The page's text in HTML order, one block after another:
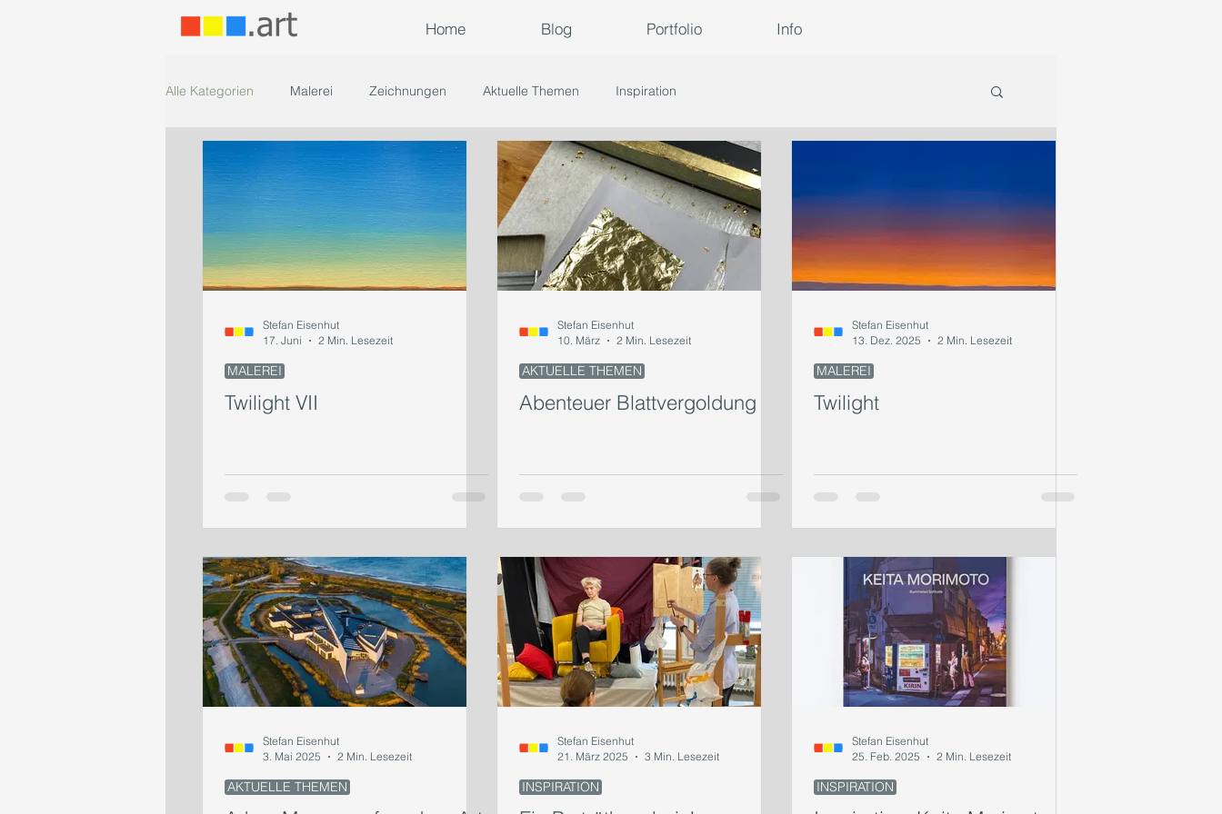
Home Blog Portfolio Info
Alle Kategorien Malerei Zeichnungen Aktuelle Themen Inspiration
Stefan Eisenhut
17. Juni
2 Min. Lesezeit
MALEREI
Twilight VII
Stefan Eisenhut
10. März
2 Min. Lesezeit
AKTUELLE THEMEN
Abenteuer Blattvergoldung
Stefan Eisenhut
13. Dez. 2025
2 Min. Lesezeit
MALEREI
Twilight
Stefan Eisenhut
3. Mai 2025
2 Min. Lesezeit
AKTUELLE THEMEN
Stefan Eisenhut
21. März 2025
3 Min. Lesezeit
INSPIRATION
Stefan Eisenhut
25. Feb. 2025
2 Min. Lesezeit
INSPIRATION